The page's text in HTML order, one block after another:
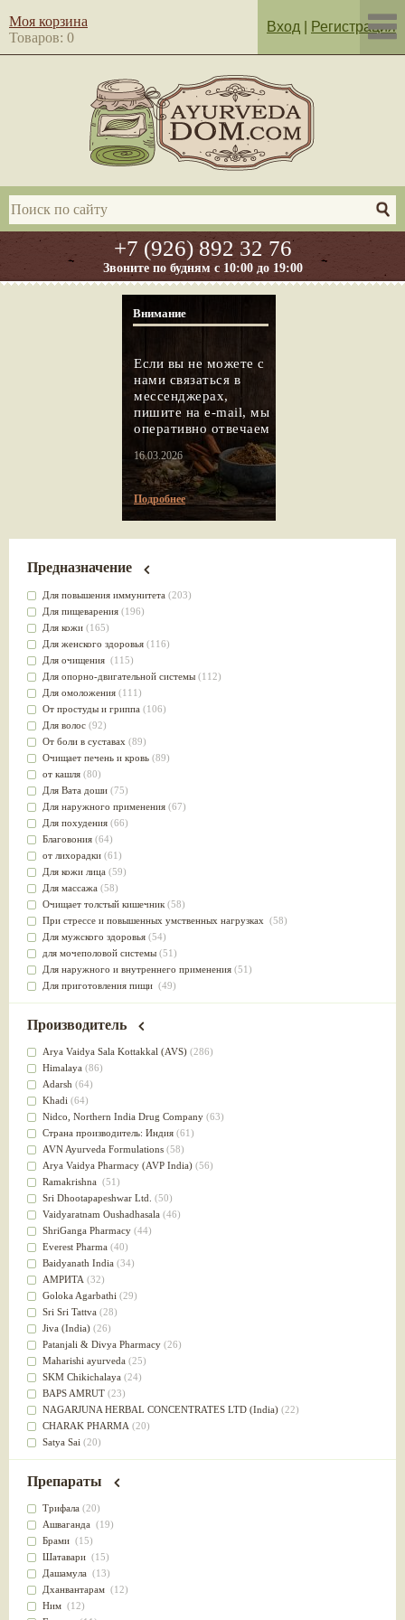
+7 (926) 892 32 76
Звоните по будням с 10:00 до 19:00
Моя корзина
Товаров: 0
Вход Регистрация
Внимание
Если вы не можете с
нами связаться в
мессенджерах,
пишите на e-mail, мы
оперативно отвечаем
16.03.2026
Подробнее
Предназначение
Для повышения иммунитета (203)
Для пищеварения (196)
Для кожи (165)
Для женского здоровья (116)
Для очищения (115)
Для опорно-двигательной системы (112)
Для омоложения (111)
От простуды и гриппа (106)
Для волос (92)
От боли в суставах (89)
Очищает печень и кровь (89)
от кашля (80)
Для Вата доши (75)
Для наружного применения (67)
Для похудения (66)
Благовония (64)
от лихорадки (61)
Для кожи лица (59)
Для массажа (58)
Очищает толстый кишечник (58)
При стрессе и повышенных умственных нагрузках (58)
Для мужского здоровья (54)
для мочеполовой системы (51)
Для наружного и внутреннего применения (51)
Для приготовления пищи (49)
от инфекций мочеполовой системы(49)
для суставов
Лечит опухоли и отеки(46)
Для медитации
выводит токсины
Для здоровья печени
Для тела(39)
для очищения крови(38)
При диабете(38)
Антиоксидант(37)
Для Капха(Кафа) доши
От паразитов(37)
При расстройстве желудка (36)
Успокоительное(36)
Для глаз(34)
от геморроя(34)
Противовоспалительное
Для Питта доши(32)
Для сердца(32)
Для сосудов головного мозга
Для полости рта(32)
Дефицит железа(31)
Для лица(31)
Употребление в пищу
Ароматерапия(29)
Жаропонижающее(29)
для памяти(28)
для почек(28)
Слабительное (28)
Афродизиак(27)
Напитки(27)
Для йоги (27)
Для потенции(26)
Для душа(25)
для концентрации внимания
при нарушении эрекции
Производитель
Arya Vaidya Sala Kottakkal (AVS) (286)
Himalaya (86)
Adarsh (64)
Khadi (64)
Nidсo, Northern India Drug Company (63)
Страна производитель: Индия (61)
AVN Ayurveda Formulations (58)
Arya Vaidya Pharmacy (AVP India) (56)
Ramakrishna (51)
Sri Dhootapapeshwar Ltd. (50)
Vaidyaratnam Oushadhasala (46)
ShriGanga Pharmacy (44)
Everest Pharma (40)
Baidyanath India (34)
АМРИТА (32)
Goloka Agarbathi (29)
Sri Sri Tattva (28)
Jiva (India) (26)
Patanjali & Divya Pharmacy (26)
Maharishi ayurveda (25)
SKM Chikichalaya (24)
BAPS AMRUT (23)
NAGARJUNA HERBAL CONCENTRATES LTD (India) (22)
CHARAK PHARMA (20)
Satya Sai (20)
Vyas(20)
Kerala Ayurveda
(19)
Organic India pvt ltd
Lalita(16)
Ashtang Herbals
Alarsin(14)
Vasu Health care
Baraka(13)
Dabur India Ltd
Препараты
Трифала (20)
Ашваганда (19)
Брами (15)
Шатавари (15)
Дашамула (13)
Дханвантарам (12)
Ним (12)